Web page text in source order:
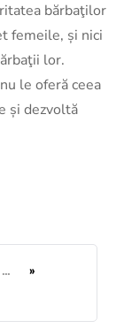
bărbaţilor
femeile, și nici
lor.
le oferă ceea
și dezvoltă
...
»